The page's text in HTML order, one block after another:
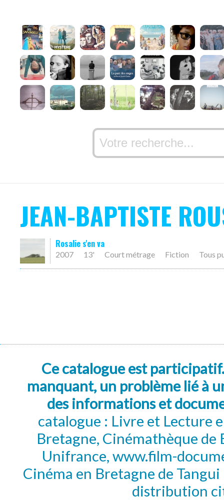
JEAN-BAPTISTE
Rosalie s'en va
2007 13' Court métrage Fiction Tous
Ce catalogue est
manquant, un problème lié à
des informations et
catalogue : Livre et Lecture
Bretagne, Cinémathèque de
Unifrance, www.film-
Cinéma en Bretagne de
distribution